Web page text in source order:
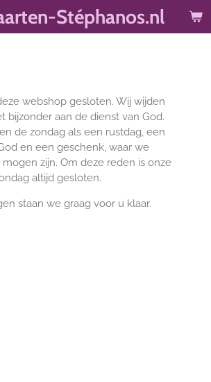
Stéphanos.nl
webshop gesloten. Wij wijden
bijzonder aan de dienst van God.
de zondag als een rustdag, een
en een geschenk, waar we
zijn. Om deze reden is onze
altijd gesloten.
staan we graag voor u klaar.